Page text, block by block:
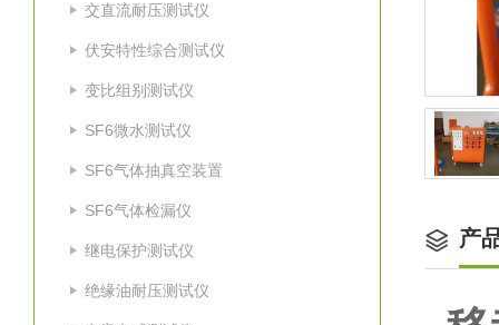
交直流耐压测试仪
伏安特性综合测试仪
变比组别测试仪
SF6微水测试仪
SF6气体抽真空装置
SF6气体检漏仪
继电保护测试仪
绝缘油耐压测试仪
产